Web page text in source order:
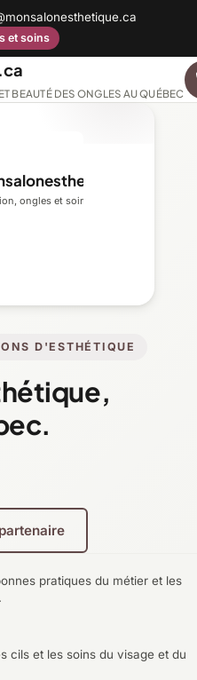
et soins
BEAUTÉ DES ONGLES AU QUÉBEC
D'ESTHÉTIQUE
ongles et soins du visage
pratiques du métier et les
cils et les soins du visage et du